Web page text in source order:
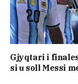
Gjyqtari i
si u soll Messi